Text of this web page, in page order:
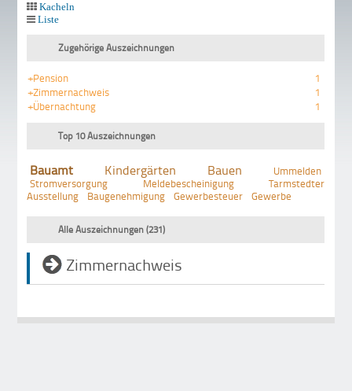
Kacheln
Liste
Zugehörige Auszeichnungen
+Pension
1
+Zimmernachweis
1
+Übernachtung
1
Top 10 Auszeichnungen
Bauamt Kindergärten Bauen
Ummelden
Stromversorgung
Meldebescheinigung
Tarmstedter
Ausstellung
Baugenehmigung Gewerbesteuer Gewerbe
Alle Auszeichnungen (231)
Zimmernachweis